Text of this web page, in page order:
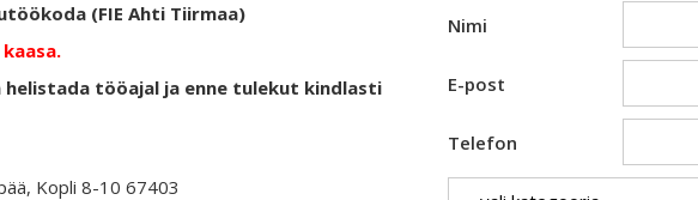
(FIE Ahti Tiirmaa)
helistada tööajal ja enne tulekut kindlasti
Kopli 8-10 67403
Nimi
E-post
Telefon